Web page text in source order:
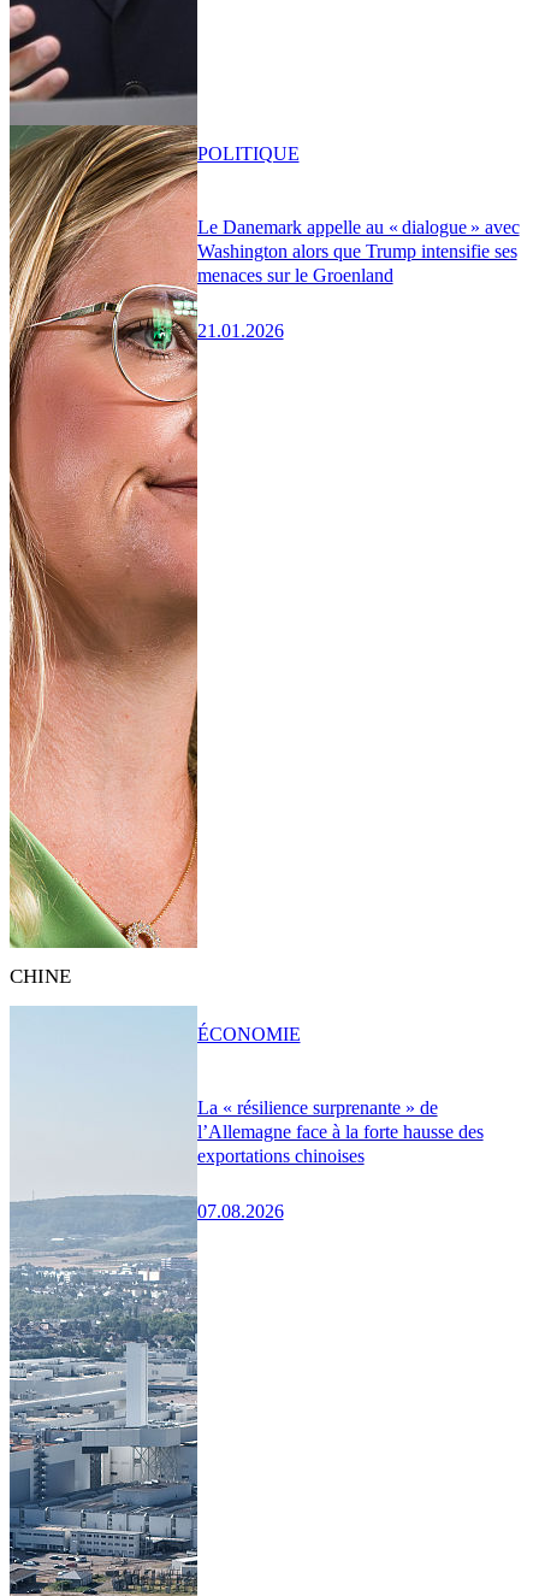
Le Danemark appelle au « dialogue » avec
Washington alors que Trump intensifie ses
menaces sur le Groenland
21.01.2026
POLITIQUE
CHINE
La « résilience surprenante » de
l’Allemagne face à la forte hausse des
exportations chinoises
07.08.2026
ÉCONOMIE